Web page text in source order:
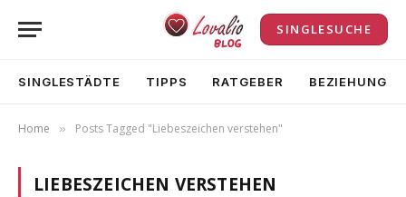
SINGLESUCHE
SINGLESTÄDTE TIPPS RATGEBER BEZIEHUNG
Home » Posts Tagged "Liebeszeichen verstehen"
LIEBESZEICHEN VERSTEHEN